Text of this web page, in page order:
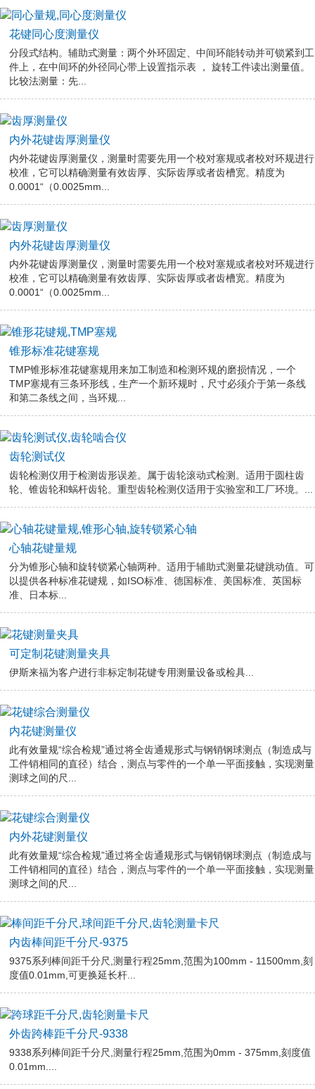
花键同心度测量仪
分段式结构。辅助式测量：两个外环固定、中间环能转动并可锁紧到工
件上，在中间环的外径同心带上设置指示表 ， 旋转工件读出测量值。
比较法测量：先...
内外花键齿厚测量仪
内外花键齿厚测量仪，测量时需要先用一个校对塞规或者校对环规进行
校准，它可以精确测量有效齿厚、实际齿厚或者齿槽宽。精度为
0.0001“（0.0025mm...
内外花键齿厚测量仪
内外花键齿厚测量仪，测量时需要先用一个校对塞规或者校对环规进行
校准，它可以精确测量有效齿厚、实际齿厚或者齿槽宽。精度为
0.0001“（0.0025mm...
锥形标准花键塞规
TMP锥形标准花键塞规用来加工制造和检测环规的磨损情况，一个
TMP塞规有三条环形线，生产一个新环规时，尺寸必须介于第一条线
和第二条线之间，当环规...
齿轮测试仪
齿轮检测仪用于检测齿形误差。属于齿轮滚动式检测。适用于圆柱齿
轮、锥齿轮和蜗杆齿轮。重型齿轮检测仪适用于实验室和工厂环境。...
心轴花键量规
分为锥形心轴和旋转锁紧心轴两种。适用于辅助式测量花键跳动值。可
以提供各种标准花键规，如ISO标准、德国标准、美国标准、英国标
准、日本标...
可定制花键测量夹具
伊斯来福为客户进行非标定制花键专用测量设备或检具...
内花键测量仪
此有效量规“综合检规”通过将全齿通规形式与钢销钢球测点（制造成与
工件销相同的直径）结合，测点与零件的一个单一平面接触，实现测量
测球之间的尺...
内外花键测量仪
此有效量规“综合检规”通过将全齿通规形式与钢销钢球测点（制造成与
工件销相同的直径）结合，测点与零件的一个单一平面接触，实现测量
测球之间的尺...
内齿棒间距千分尺-9375
9375系列棒间距千分尺,测量行程25mm,范围为100mm - 11500mm,刻
度值0.01mm,可更换延长杆...
外齿跨棒距千分尺-9338
9338系列棒间距千分尺,测量行程25mm,范围为0mm - 375mm,刻度值
0.01mm....